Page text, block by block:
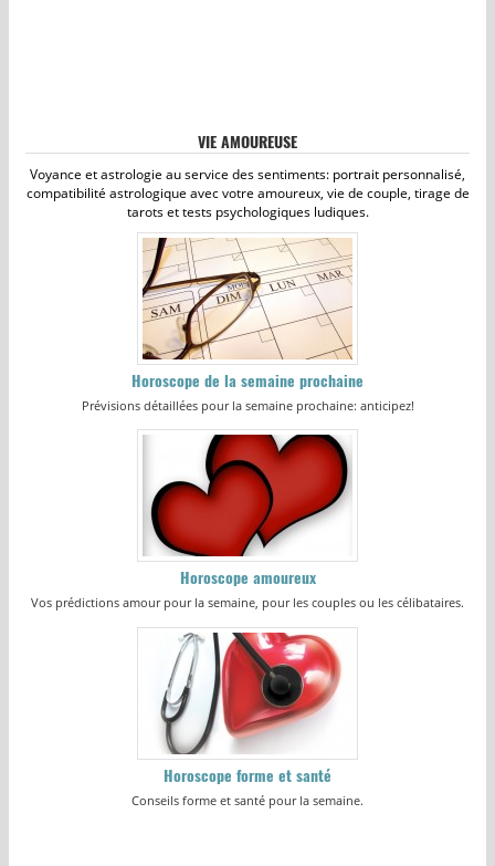
VIE AMOUREUSE
Voyance et astrologie au service des sentiments: portrait personnalisé,
compatibilité astrologique avec votre amoureux, vie de couple, tirage de
tarots et tests psychologiques ludiques.
Horoscope de la semaine prochaine
Prévisions détaillées pour la semaine prochaine: anticipez!
Horoscope amoureux
Vos prédictions amour pour la semaine, pour les couples ou les célibataires.
Horoscope forme et santé
Conseils forme et santé pour la semaine.